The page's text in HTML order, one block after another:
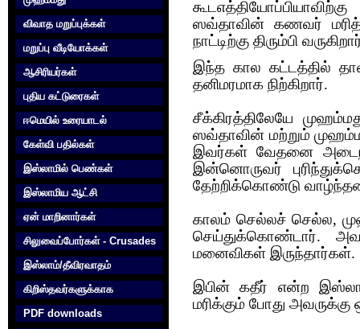
விவாத மறுப்புக்கள்
மறுப்பு வீடியோக்கள்
ஆசிரியர்கள்
புதிய கட்டுரைகள்
ஈமெயில் உரையாடல்
கேள்வி பதில்கள்
இஸ்லாமில் பெண்கள்
இஸ்லாமிய ஆட்சி
ஏன் மாறினார்கள்
சிலுவைப்போர்கள் - Crusades
இஸ்லாம்/தீவிரவாதம்
கிறிஸ்தவர்களுக்காக‌
PDF downloads
ஸவ்தாவின் கணவர்
நாட்டிற்கு திரும்பி
இந்த கால கட்டத்தில்
தனிமரமாக நிற்கிறார்.
சீக்கிரத்திலேயே
ஸவ்தாவின் மற்றும்
இவர்கள் வேதனை
இன்னொருவர்
தேற்றிக்கொண்டு
காலம் செல்லச் செல்ல,
செய்துக்கொண்டார்.
மனைவிகள் இருந்தார்கள்.
இபின் கதீர் என்ற‌
ம‌ரிக்கும் போது